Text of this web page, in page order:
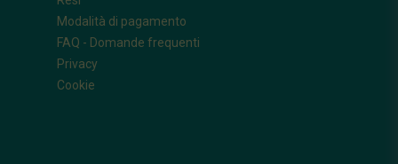
Modalità di pagamento
FAQ - Domande frequenti
Privacy
Cookie